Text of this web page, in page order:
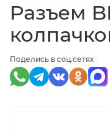
Поделись в соц.сетях
Разъем